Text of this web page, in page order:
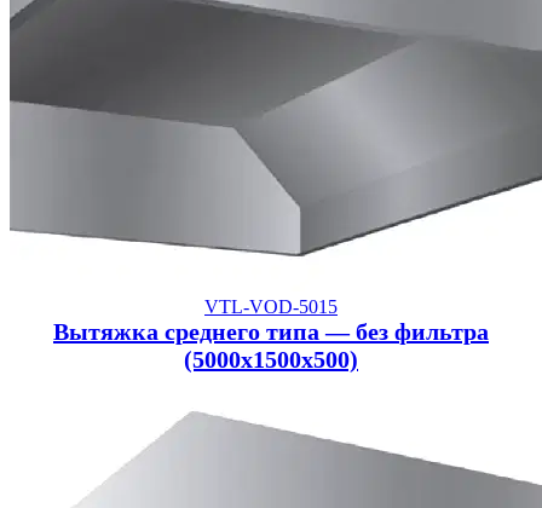
VTL-VOD-5015
Вытяжка среднего типа — без фильтра
(5000x1500x500)